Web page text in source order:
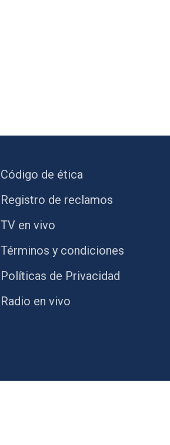
Código de ética
Registro de reclamos
TV en vivo
Términos y condiciones
Políticas de Privacidad
Radio en vivo